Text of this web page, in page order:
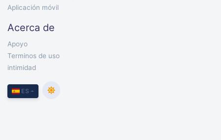
Aplicación móvil
Acerca de
Apoyo
Terminos de uso
intimidad
ES